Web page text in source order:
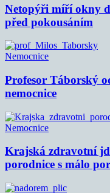
Netopýři míří okny
před pokousáním
Nemocnice
Profesor Táborský
nemocnice
Nemocnice
Krajská zdravotní
porodnice s málo